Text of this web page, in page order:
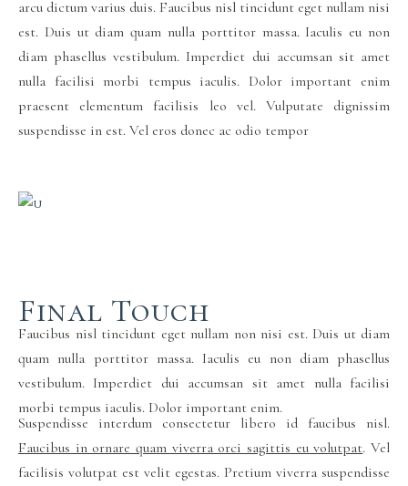
arcu dictum varius duis. Faucibus nisl tincidunt eget nullam nisi
est. Duis ut diam quam nulla porttitor massa. Iaculis eu non
diam phasellus vestibulum. Imperdiet dui accumsan sit amet
nulla facilisi morbi tempus iaculis. Dolor important enim
praesent elementum facilisis leo vel. Vulputate dignissim
suspendisse in est. Vel eros donec ac odio tempor
Final Touch
Faucibus nisl tincidunt eget nullam non nisi est. Duis ut diam
quam nulla porttitor massa. Iaculis eu non diam phasellus
vestibulum. Imperdiet dui accumsan sit amet nulla facilisi
morbi tempus iaculis. Dolor important enim.
Suspendisse interdum consectetur libero id faucibus nisl.
Faucibus in ornare quam viverra orci sagittis eu volutpat. Vel
facilisis volutpat est velit egestas. Pretium viverra suspendisse